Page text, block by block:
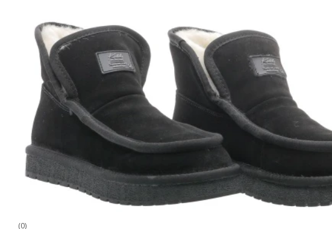
(0)